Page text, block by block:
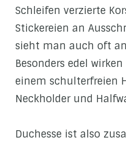
Schleifen verzierte
Stickereien an
sieht man auch oft
Besonders edel
einem schulterfreien
Neckholder und
Duchesse ist also